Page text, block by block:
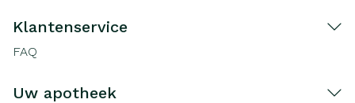
Klantenservice
FAQ
Uw apotheek